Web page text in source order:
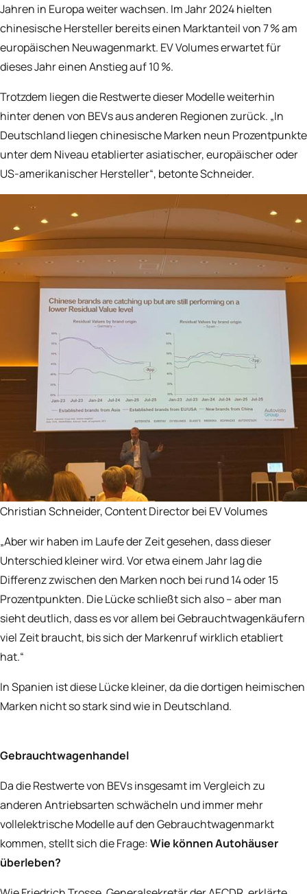
Jahren in Europa weiter wachsen. Im Jahr 2024 hielten
chinesische Hersteller bereits einen Marktanteil von 7 % am
europäischen Neuwagenmarkt. EV Volumes erwartet für
dieses Jahr einen Anstieg auf 10 %.
Trotzdem liegen die Restwerte dieser Modelle weiterhin
hinter denen von BEVs aus anderen Regionen zurück. „In
Deutschland liegen chinesische Marken neun Prozentpunkte
unter dem Niveau etablierter asiatischer, europäischer oder
US-amerikanischer Hersteller“, betonte Schneider.
Christian Schneider, Content Director bei EV Volumes
„Aber wir haben im Laufe der Zeit gesehen, dass dieser
Unterschied kleiner wird. Vor etwa einem Jahr lag die
Differenz zwischen den Marken noch bei rund 14 oder 15
Prozentpunkten. Die Lücke schließt sich also – aber man
sieht deutlich, dass es vor allem bei Gebrauchtwagenkäufern
viel Zeit braucht, bis sich der Markenruf wirklich etabliert
hat.“
In Spanien ist diese Lücke kleiner, da die dortigen heimischen
Marken nicht so stark sind wie in Deutschland.
Gebrauchtwagenhandel
Da die Restwerte von BEVs insgesamt im Vergleich zu
anderen Antriebsarten schwächeln und immer mehr
vollelektrische Modelle auf den Gebrauchtwagenmarkt
kommen, stellt sich die Frage:Wie können Autohäuser
überleben?